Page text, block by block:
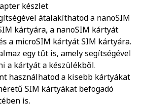
készlet
átalakíthatod a nanoSIM
kártyára, a nanoSIM kártyát
a microSIM kártyát SIM kártyára.
egy tűt is, amely segítségével
a kártyát a készülékből.
használhatod a kisebb kártyákat
SIM kártyákat befogadó
is.